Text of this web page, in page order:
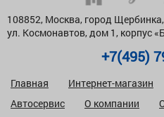
108852, Москва, город Щербинка,
ул. Космонавтов, дом 1, корпус
+7(495)
Главная Интернет-магазин
Автосервис
О компании